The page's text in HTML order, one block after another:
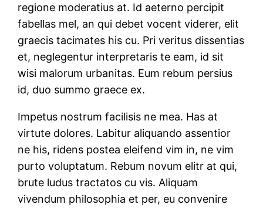
regione moderatius at. Id aeterno percipit
fabellas mel, an qui debet vocent viderer, elit
graecis tacimates his cu. Pri veritus dissentias
et, neglegentur interpretaris te eam, id sit
wisi malorum urbanitas. Eum rebum persius
id, duo summo graece ex.
Impetus nostrum facilisis ne mea. Has at
virtute dolores. Labitur aliquando assentior
ne his, ridens postea eleifend vim in, ne vim
purto voluptatum. Rebum novum elitr at qui,
brute ludus tractatos cu vis. Aliquam
vivendum philosophia et per, eu convenire